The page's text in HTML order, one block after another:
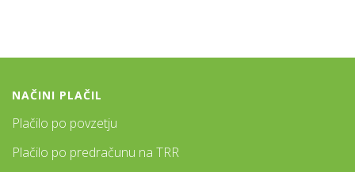
NAČINI PLAČIL
Plačilo po povzetju
Plačilo po predračunu na TRR